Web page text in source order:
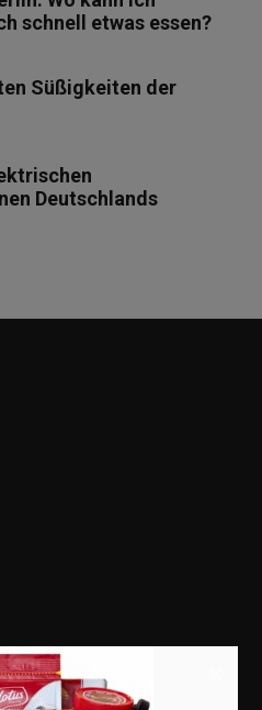
schnell etwas essen?
Süßigkeiten der
Deutschlands